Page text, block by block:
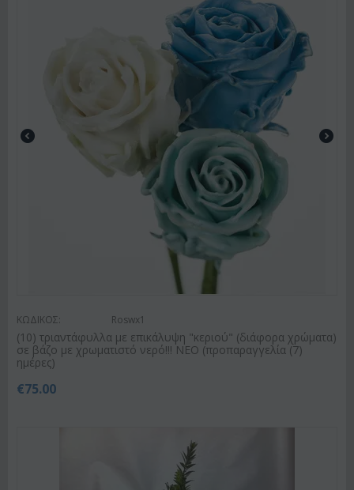
ΚΩΔΙΚΟΣ: Roswx1
(10) τριαντάφυλλα με επικάλυψη "κεριού" (διάφορα χρώματα)
σε βάζο με χρωματιστό νερό!!! ΝΕΟ (προπαραγγελία (7)
ημέρες)
€75.00